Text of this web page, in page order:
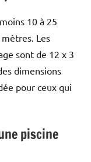
10 à 25
Les
sont de 12 x 3
dimensions
pour ceux qui
piscine